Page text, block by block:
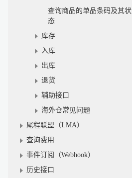
查询商品的单品条码及其状
态
库存
入库
出库
退货
辅助接口
海外仓常见问题
尾程联盟（LMA）
查询费用
事件订阅（Webhook）
历史接口